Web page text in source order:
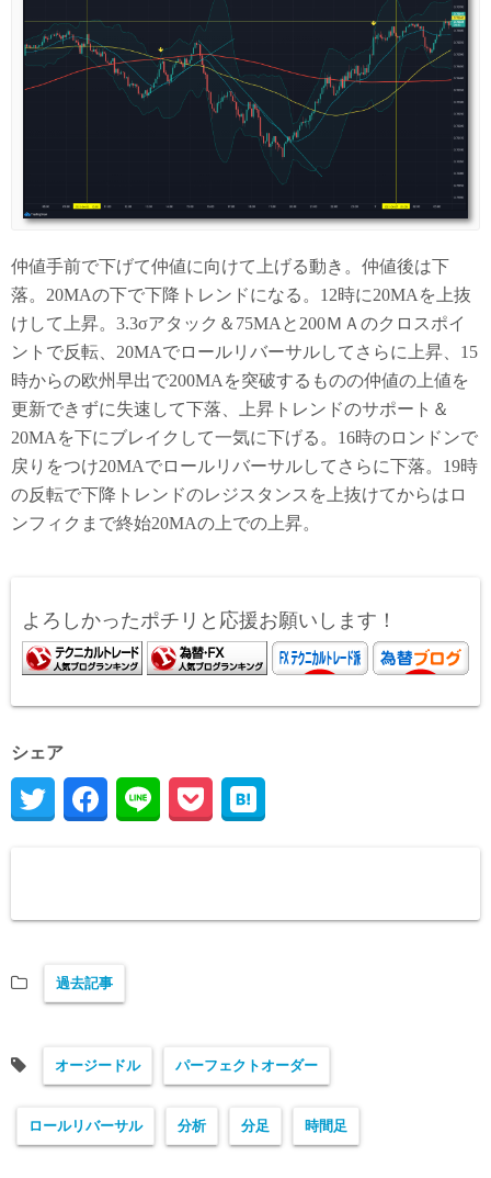
仲値手前で下げて仲値に向けて上げる動き。仲値後は下
落。20MAの下で下降トレンドになる。12時に20MAを上抜
けして上昇。3.3σアタック＆75MAと200ＭＡのクロスポイ
ントで反転、20MAでロールリバーサルしてさらに上昇、15
時からの欧州早出で200MAを突破するものの仲値の上値を
更新できずに失速して下落、上昇トレンドのサポート＆
20MAを下にブレイクして一気に下げる。16時のロンドンで
戻りをつけ20MAでロールリバーサルしてさらに下落。19時
の反転で下降トレンドのレジスタンスを上抜けてからはロ
ンフィクまで終始20MAの上での上昇。
よろしかったポチリと応援お願いします！
シェア
過去記事
オージードル パーフェクトオーダー
ロールリバーサル 分析 分足 時間足